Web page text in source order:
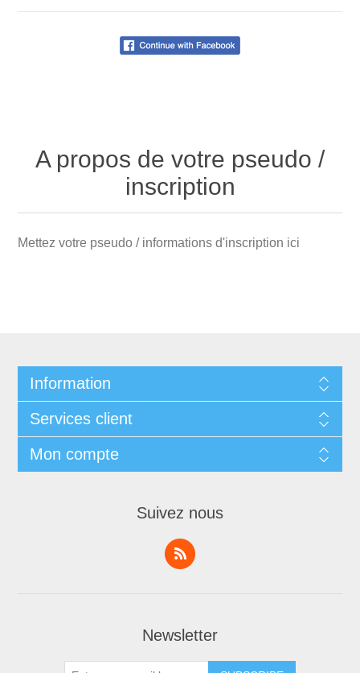
A propos de votre pseudo /
inscription
Mettez votre pseudo / informations d'inscription ici
Information
Services client
Mon compte
Suivez nous
Newsletter